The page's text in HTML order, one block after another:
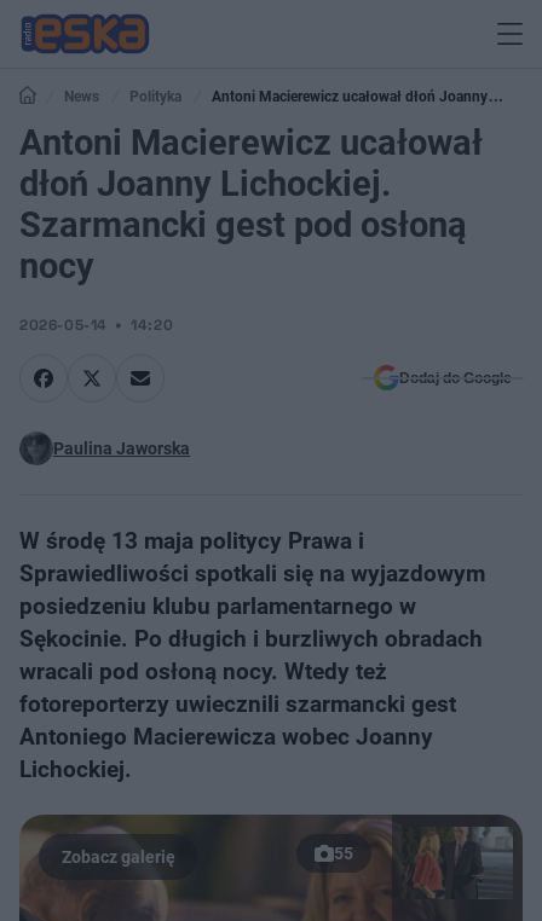
News Polityka
Antoni Macierewicz ucałował dłoń Joanny
Lichockiej. Szarmancki gest pod osłoną nocy
Antoni Macierewicz ucałował
dłoń Joanny Lichockiej.
Szarmancki gest pod osłoną
nocy
2026-05-14 14:20
Dodaj do Google
Paulina Jaworska
W środę 13 maja politycy Prawa i
Sprawiedliwości spotkali się na wyjazdowym
posiedzeniu klubu parlamentarnego w
Sękocinie. Po długich i burzliwych obradach
wracali pod osłoną nocy. Wtedy też
fotoreporterzy uwiecznili szarmancki gest
Antoniego Macierewicza wobec Joanny
Lichockiej.
55